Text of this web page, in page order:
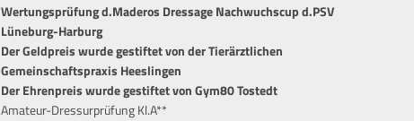
Wertungsprüfung d.Maderos Dressage Nachwuchscup d.PSV
Lüneburg-Harburg
Der Geldpreis wurde gestiftet von der Tierärztlichen
Gemeinschaftspraxis Heeslingen
Der Ehrenpreis wurde gestiftet von Gym80 Tostedt
Amateur-Dressurprüfung Kl.A**